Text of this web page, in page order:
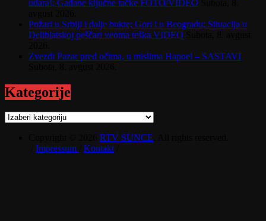
udara!; Gađane ključne tačke FOTO/VIDEO
Požari u Srbiji i dalje bukte; Gori i u Beogradu; Situacija u
Deliblatskoj peščari veoma teška VIDEO
Zvezdi Pazar pred očima, u mislima Hapoel – SASTAVI
Kategorije
Kategorije
RTV SUNCE
Impressum Kontakt/